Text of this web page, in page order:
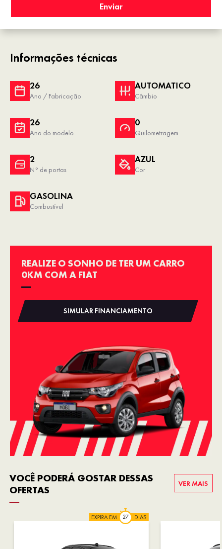
Enviar
Informações técnicas
26
Ano / Fabricação
AUTOMATICO
Câmbio
2
N° de portas
AZUL
Cor
26
Ano do modelo
0
Quilometragem
GASOLINA
Combustível
REALIZE O SONHO DE TER UM CARRO
0KM COM A FIAT
SIMULAR FINANCIAMENTO
VOCÊ PODERÁ GOSTAR DESSAS
OFERTAS
VER MAIS
EXPIRA EM DIAS